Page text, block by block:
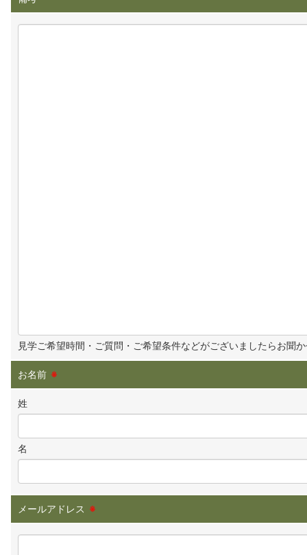
見学ご希望時間・ご質問・ご希望条件などがございましたらお聞
お名前 ※
姓
名
メールアドレス ※